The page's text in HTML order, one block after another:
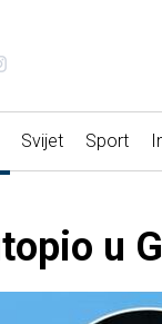
Svijet Sport
u